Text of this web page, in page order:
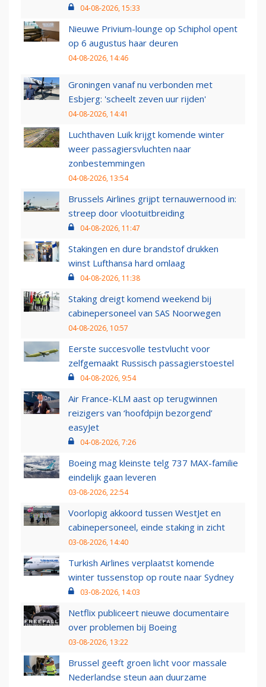
04-08-2026, 15:33
Nieuwe Privium-lounge op Schiphol opent
op 6 augustus haar deuren
04-08-2026, 14:46
Groningen vanaf nu verbonden met
Esbjerg: 'scheelt zeven uur rijden'
04-08-2026, 14:41
Luchthaven Luik krijgt komende winter
weer passagiersvluchten naar
zonbestemmingen
04-08-2026, 13:54
Brussels Airlines grijpt ternauwernood in:
streep door vlootuitbreiding
04-08-2026, 11:47
Stakingen en dure brandstof drukken
winst Lufthansa hard omlaag
04-08-2026, 11:38
Staking dreigt komend weekend bij
cabinepersoneel van SAS Noorwegen
04-08-2026, 10:57
Eerste succesvolle testvlucht voor
zelfgemaakt Russisch passagierstoestel
04-08-2026, 9:54
Air France-KLM aast op terugwinnen
reizigers van ‘hoofdpijn bezorgend’
easyJet
04-08-2026, 7:26
Boeing mag kleinste telg 737 MAX-familie
eindelijk gaan leveren
03-08-2026, 22:54
Voorlopig akkoord tussen WestJet en
cabinepersoneel, einde staking in zicht
03-08-2026, 14:40
Turkish Airlines verplaatst komende
winter tussenstop op route naar Sydney
03-08-2026, 14:03
Netflix publiceert nieuwe documentaire
over problemen bij Boeing
03-08-2026, 13:22
Brussel geeft groen licht voor massale
Nederlandse steun aan duurzame